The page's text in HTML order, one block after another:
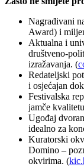
Nagrađivani
Award) i
Aktualna i
društveno-
izražavanja. (
Redateljski
i osjećajan
Festivalska
jamče
Ugođaj
idealno za
Kuratorski
Domino –
okvirima. (